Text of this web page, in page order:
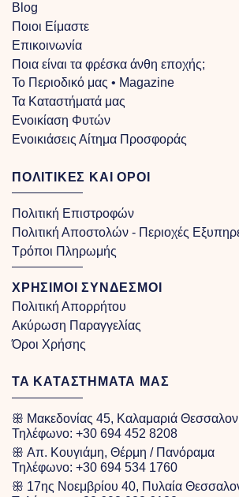
Blog
Ποιοι Είμαστε
Επικοινωνία
Ποια είναι τα φρέσκα άνθη εποχής;
Το Περιοδικό μας • Magazine
Τα Kαταστήματά μας
Ενοικίαση Φυτών
Ενοικιάσεις Αίτημα Προσφοράς
ΠΟΛΙΤΙΚΕΣ ΚΑΙ ΟΡΟΙ
Πολιτική Επιστροφών
Πολιτική Αποστολών - Περιοχές
Τρόποι Πληρωμής
ΧΡΗΣΙΜΟΙ ΣΥΝΔΕΣΜΟΙ
Πολιτική Απορρήτου
Ακύρωση Παραγγελίας
Όροι Χρήσης
ΤΑ ΚΑΤΑΣΤΗΜΑΤΑ ΜΑΣ
ꕥ Μακεδονίας 45, Καλαμαριά
Τηλέφωνο: +30 694 452 8208
ꕥ Απ. Κουγιάμη, Θέρμη / Πανόραμα
Τηλέφωνο: +30 694 534 1760
ꕥ 17ης Νοεμβρίου 40, Πυλαία